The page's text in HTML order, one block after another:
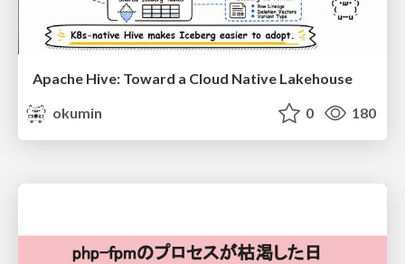
Apache Hive: Toward a Cloud Native Lakehouse
okumin
0 180